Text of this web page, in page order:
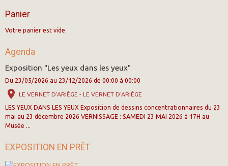
Panier
Votre panier est vide
Agenda
Exposition "Les yeux dans les yeux"
Du 23/05/2026 au 23/12/2026 de 00:00 à 00:00
LE VERNET D'ARIÈGE - LE VERNET D'ARIÈGE
LES YEUX DANS LES YEUX Exposition de dessins concentrationnaires du 23
mai au 23 décembre 2026 VERNISSAGE : SAMEDI 23 MAI 2026 à 17H au
Musée ...
EXPOSITION EN PRÊT